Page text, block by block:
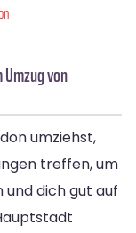
von
umziehst,
treffen, um
und dich gut auf